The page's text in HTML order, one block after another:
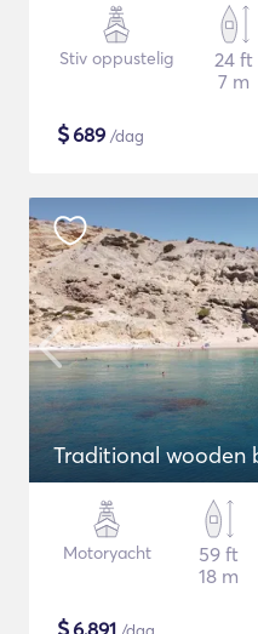
Stiv oppustelig
24 ft
7 m
$689 /dag
Traditional wooden
Motoryacht
59 ft
18 m
6,891